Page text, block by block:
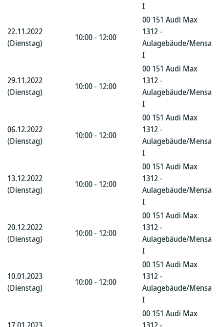
I
22.11.2022
(Dienstag)
10:00 - 12:00
00 151 Audi Max
1312 -
Aulagebäude/Mensa
I
29.11.2022
(Dienstag)
10:00 - 12:00
00 151 Audi Max
1312 -
Aulagebäude/Mensa
I
06.12.2022
(Dienstag)
10:00 - 12:00
00 151 Audi Max
1312 -
Aulagebäude/Mensa
I
13.12.2022
(Dienstag)
10:00 - 12:00
00 151 Audi Max
1312 -
Aulagebäude/Mensa
I
20.12.2022
(Dienstag)
10:00 - 12:00
00 151 Audi Max
1312 -
Aulagebäude/Mensa
I
10.01.2023
(Dienstag)
10:00 - 12:00
00 151 Audi Max
1312 -
Aulagebäude/Mensa
I
00 151 Audi Max